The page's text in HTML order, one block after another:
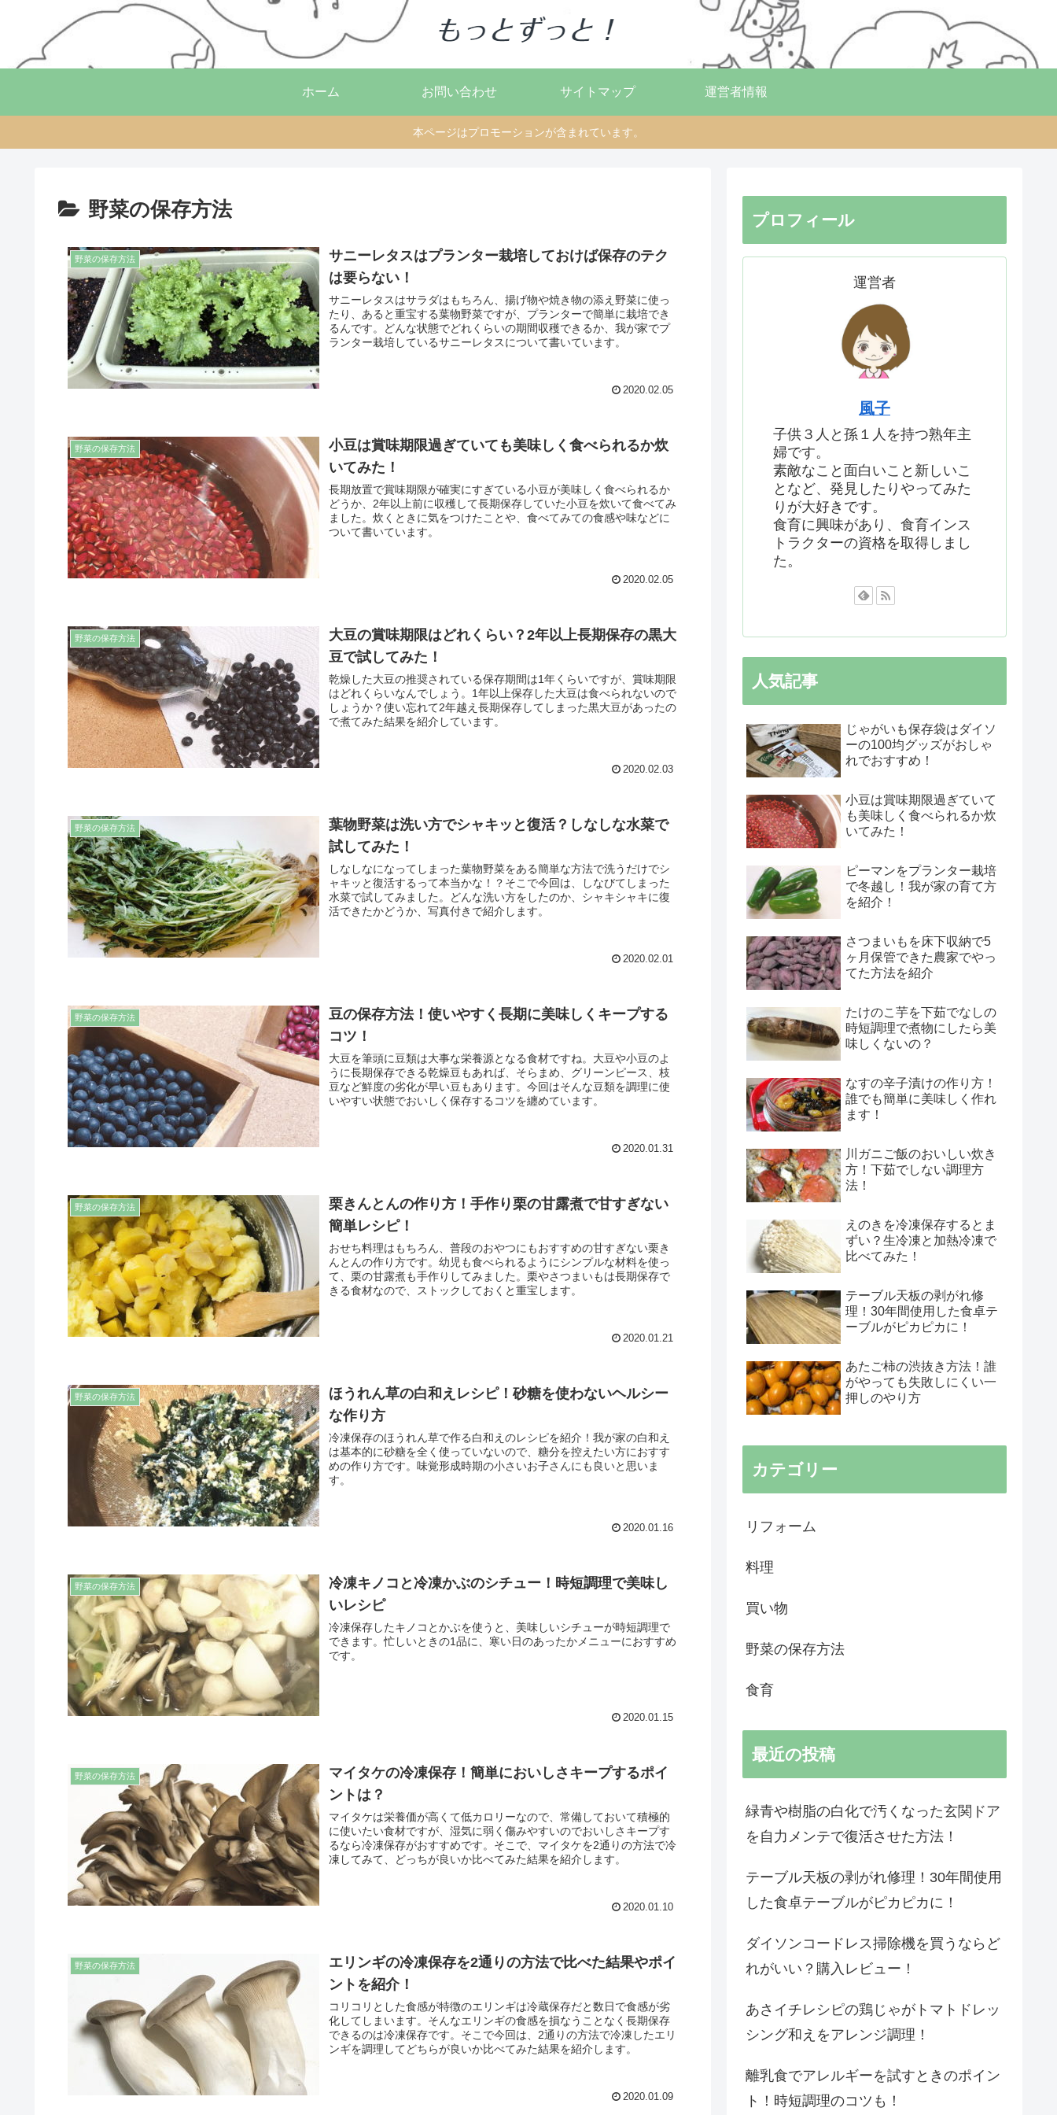
ホーム お問い合わせ サイトマップ 運営者情報
本ページはプロモーションが含まれています。
野菜の保存方法
野菜の保存方法
サニーレタスはプランター栽培しておけば保存のテク
は要らない！
サニーレタスはサラダはもちろん、揚げ物や焼き物の添え野菜に使っ
たり、あると重宝する葉物野菜ですが、プランターで簡単に栽培でき
るんです。どんな状態でどれくらいの期間収穫できるか、我が家でプ
ランター栽培しているサニーレタスについて書いています。
2020.02.05
野菜の保存方法
小豆は賞味期限過ぎていても美味しく食べられるか炊
いてみた！
長期放置で賞味期限が確実にすぎている小豆が美味しく食べられるか
どうか、2年以上前に収穫して長期保存していた小豆を炊いて食べてみ
ました。炊くときに気をつけたことや、食べてみての食感や味などに
ついて書いています。
2020.02.05
野菜の保存方法
大豆の賞味期限はどれくらい？2年以上長期保存の黒大
豆で試してみた！
乾燥した大豆の推奨されている保存期間は1年くらいですが、賞味期限
はどれくらいなんでしょう。1年以上保存した大豆は食べられないので
しょうか？使い忘れて2年越え長期保存してしまった黒大豆があったの
で煮てみた結果を紹介しています。
2020.02.03
野菜の保存方法
葉物野菜は洗い方でシャキッと復活？しなしな水菜で
試してみた！
しなしなになってしまった葉物野菜をある簡単な方法で洗うだけでシ
ャキッと復活するって本当かな！？そこで今回は、しなびてしまった
水菜で試してみました。どんな洗い方をしたのか、シャキシャキに復
活できたかどうか、写真付きで紹介します。
2020.02.01
野菜の保存方法
豆の保存方法！使いやすく長期に美味しくキープする
コツ！
大豆を筆頭に豆類は大事な栄養源となる食材ですね。大豆や小豆のよ
うに長期保存できる乾燥豆もあれば、そらまめ、グリーンピース、枝
豆など鮮度の劣化が早い豆もあります。今回はそんな豆類を調理に使
いやすい状態でおいしく保存するコツを纏めています。
2020.01.31
野菜の保存方法
栗きんとんの作り方！手作り栗の甘露煮で甘すぎない
簡単レシピ！
おせち料理はもちろん、普段のおやつにもおすすめの甘すぎない栗き
んとんの作り方です。幼児も食べられるようにシンプルな材料を使っ
て、栗の甘露煮も手作りしてみました。栗やさつまいもは長期保存で
きる食材なので、ストックしておくと重宝します。
2020.01.21
野菜の保存方法
ほうれん草の白和えレシピ！砂糖を使わないヘルシー
な作り方
冷凍保存のほうれん草で作る白和えのレシピを紹介！我が家の白和え
は基本的に砂糖を全く使っていないので、糖分を控えたい方におすす
めの作り方です。味覚形成時期の小さいお子さんにも良いと思いま
す。
2020.01.16
野菜の保存方法
冷凍キノコと冷凍かぶのシチュー！時短調理で美味し
いレシピ
冷凍保存したキノコとかぶを使うと、美味しいシチューが時短調理で
できます。忙しいときの1品に、寒い日のあったかメニューにおすすめ
です。
2020.01.15
野菜の保存方法
マイタケの冷凍保存！簡単においしさキープするポイ
ントは？
マイタケは栄養価が高くて低カロリーなので、常備しておいて積極的
に使いたい食材ですが、湿気に弱く傷みやすいのでおいしさキープす
るなら冷凍保存がおすすめです。そこで、マイタケを2通りの方法で冷
凍してみて、どっちが良いか比べてみた結果を紹介します。
2020.01.10
野菜の保存方法
エリンギの冷凍保存を2通りの方法で比べた結果やポイ
ントを紹介！
コリコリとした食感が特徴のエリンギは冷蔵保存だと数日で食感が劣
化してしまいます。そんなエリンギの食感を損なうことなく長期保存
できるのは冷凍保存です。そこで今回は、2通りの方法で冷凍したエリ
ンギを調理してどちらが良いか比べてみた結果を紹介します。
2020.01.09
プロフィール
運営者
風子
子供３人と孫１人を持つ熟年主
婦です。
素敵なこと面白いこと新しいこ
となど、発見したりやってみた
りが大好きです。
食育に興味があり、食育インス
トラクターの資格を取得しまし
た。
人気記事
じゃがいも保存袋はダイソ
ーの100均グッズがおしゃ
れでおすすめ！
小豆は賞味期限過ぎていて
も美味しく食べられるか炊
いてみた！
ピーマンをプランター栽培
で冬越し！我が家の育て方
を紹介！
さつまいもを床下収納で5
ヶ月保管できた農家でやっ
てた方法を紹介
たけのこ芋を下茹でなしの
時短調理で煮物にしたら美
味しくないの？
なすの辛子漬けの作り方！
誰でも簡単に美味しく作れ
ます！
川ガニご飯のおいしい炊き
方！下茹でしない調理方
法！
えのきを冷凍保存するとま
ずい？生冷凍と加熱冷凍で
比べてみた！
テーブル天板の剥がれ修
理！30年間使用した食卓テ
ーブルがピカピカに！
あたご柿の渋抜き方法！誰
がやっても失敗しにくい一
押しのやり方
カテゴリー
リフォーム
料理
買い物
野菜の保存方法
食育
最近の投稿
緑青や樹脂の白化で汚くなった玄関ドア
を自力メンテで復活させた方法！
テーブル天板の剥がれ修理！30年間使用
した食卓テーブルがピカピカに！
ダイソンコードレス掃除機を買うならど
れがいい？購入レビュー！
あさイチレシピの鶏じゃがトマトドレッ
シング和えをアレンジ調理！
離乳食でアレルギーを試すときのポイン
ト！時短調理のコツも！